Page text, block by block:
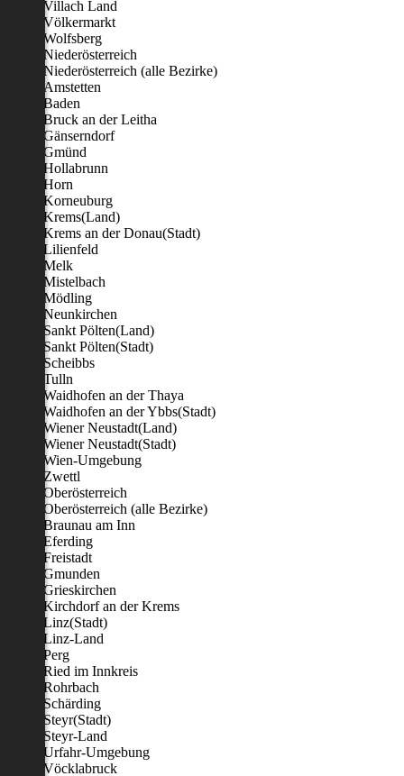
Villach Land
Völkermarkt
Wolfsberg
Niederösterreich
Niederösterreich (alle Bezirke)
Amstetten
Baden
Bruck an der Leitha
Gänserndorf
Gmünd
Hollabrunn
Horn
Korneuburg
Krems(Land)
Krems an der Donau(Stadt)
Lilienfeld
Melk
Mistelbach
Mödling
Neunkirchen
Sankt Pölten(Land)
Sankt Pölten(Stadt)
Scheibbs
Tulln
Waidhofen an der Thaya
Waidhofen an der Ybbs(Stadt)
Wiener Neustadt(Land)
Wiener Neustadt(Stadt)
Wien-Umgebung
Zwettl
Oberösterreich
Oberösterreich (alle Bezirke)
Braunau am Inn
Eferding
Freistadt
Gmunden
Grieskirchen
Kirchdorf an der Krems
Linz(Stadt)
Linz-Land
Perg
Ried im Innkreis
Rohrbach
Schärding
Steyr(Stadt)
Steyr-Land
Urfahr-Umgebung
Vöcklabruck